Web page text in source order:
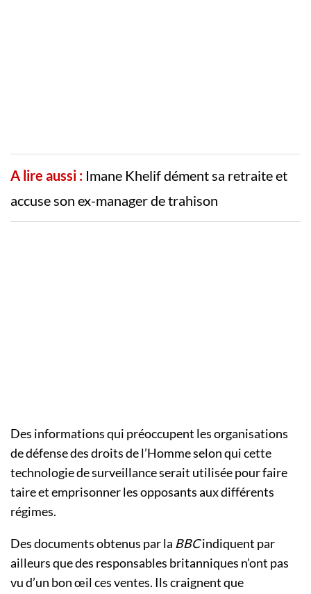
A lire aussi : Imane Khelif dément sa retraite et
accuse son ex-manager de trahison
Des informations qui préoccupent les organisations
de défense des droits de l’Homme selon qui cette
technologie de surveillance serait utilisée pour faire
taire et emprisonner les opposants aux différents
régimes.
Des documents obtenus par la BBCindiquent par
ailleurs que des responsables britanniques n’ont pas
vu d’un bon œil ces ventes. Ils craignent que